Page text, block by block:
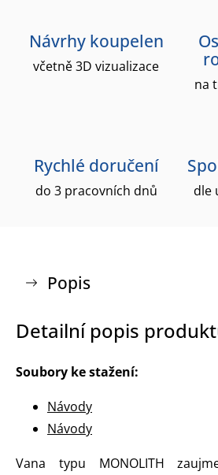
Návrhy koupelen
včetně 3D vizualizace
na
Rychlé doručení
do 3 pracovních dnů dle
Popis
Detailní popis
Soubory ke stažení:
Návody
Návody
Vana typu MONOLITH